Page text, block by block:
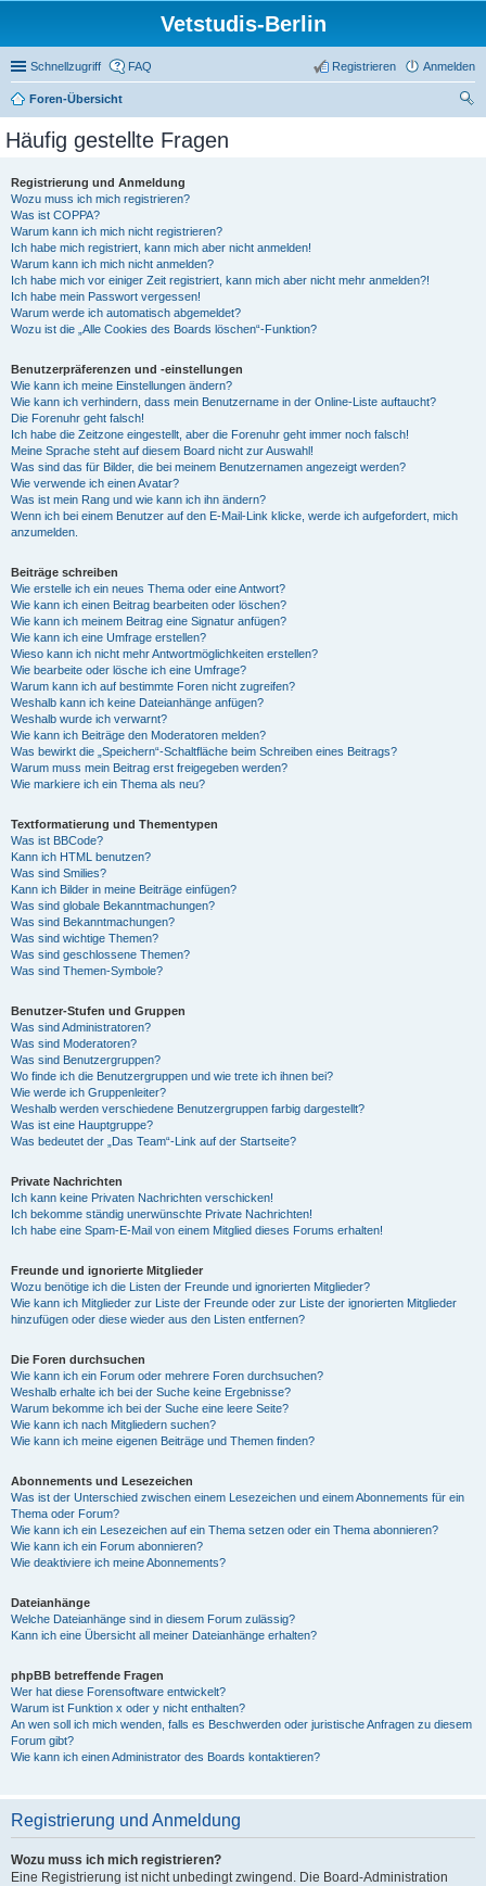
Vetstudis-Berlin
Schnellzugriff FAQ Anmelden
Registrieren
Foren-Übersicht
Häufig gestellte Fragen
Registrierung und Anmeldung
Wozu muss ich mich registrieren?
Was ist COPPA?
Warum kann ich mich nicht registrieren?
Ich habe mich registriert, kann mich aber nicht anmelden!
Warum kann ich mich nicht anmelden?
Ich habe mich vor einiger Zeit registriert, kann mich aber nicht mehr anmelden?!
Ich habe mein Passwort vergessen!
Warum werde ich automatisch abgemeldet?
Wozu ist die „Alle Cookies des Boards löschen“-Funktion?
Benutzerpräferenzen und -einstellungen
Wie kann ich meine Einstellungen ändern?
Wie kann ich verhindern, dass mein Benutzername in der Online-Liste auftaucht?
Die Forenuhr geht falsch!
Ich habe die Zeitzone eingestellt, aber die Forenuhr geht immer noch falsch!
Meine Sprache steht auf diesem Board nicht zur Auswahl!
Was sind das für Bilder, die bei meinem Benutzernamen angezeigt werden?
Wie verwende ich einen Avatar?
Was ist mein Rang und wie kann ich ihn ändern?
Wenn ich bei einem Benutzer auf den E-Mail-Link klicke, werde ich aufgefordert, mich
anzumelden.
Beiträge schreiben
Wie erstelle ich ein neues Thema oder eine Antwort?
Wie kann ich einen Beitrag bearbeiten oder löschen?
Wie kann ich meinem Beitrag eine Signatur anfügen?
Wie kann ich eine Umfrage erstellen?
Wieso kann ich nicht mehr Antwortmöglichkeiten erstellen?
Wie bearbeite oder lösche ich eine Umfrage?
Warum kann ich auf bestimmte Foren nicht zugreifen?
Weshalb kann ich keine Dateianhänge anfügen?
Weshalb wurde ich verwarnt?
Wie kann ich Beiträge den Moderatoren melden?
Was bewirkt die „Speichern“-Schaltfläche beim Schreiben eines Beitrags?
Warum muss mein Beitrag erst freigegeben werden?
Wie markiere ich ein Thema als neu?
Textformatierung und Thementypen
Was ist BBCode?
Kann ich HTML benutzen?
Was sind Smilies?
Kann ich Bilder in meine Beiträge einfügen?
Was sind globale Bekanntmachungen?
Was sind Bekanntmachungen?
Was sind wichtige Themen?
Was sind geschlossene Themen?
Was sind Themen-Symbole?
Benutzer-Stufen und Gruppen
Was sind Administratoren?
Was sind Moderatoren?
Was sind Benutzergruppen?
Wo finde ich die Benutzergruppen und wie trete ich ihnen bei?
Wie werde ich Gruppenleiter?
Weshalb werden verschiedene Benutzergruppen farbig dargestellt?
Was ist eine Hauptgruppe?
Was bedeutet der „Das Team“-Link auf der Startseite?
Private Nachrichten
Ich kann keine Privaten Nachrichten verschicken!
Ich bekomme ständig unerwünschte Private Nachrichten!
Ich habe eine Spam-E-Mail von einem Mitglied dieses Forums erhalten!
Freunde und ignorierte Mitglieder
Wozu benötige ich die Listen der Freunde und ignorierten Mitglieder?
Wie kann ich Mitglieder zur Liste der Freunde oder zur Liste der ignorierten Mitglieder
hinzufügen oder diese wieder aus den Listen entfernen?
Die Foren durchsuchen
Wie kann ich ein Forum oder mehrere Foren durchsuchen?
Weshalb erhalte ich bei der Suche keine Ergebnisse?
Warum bekomme ich bei der Suche eine leere Seite?
Wie kann ich nach Mitgliedern suchen?
Wie kann ich meine eigenen Beiträge und Themen finden?
Abonnements und Lesezeichen
Was ist der Unterschied zwischen einem Lesezeichen und einem Abonnements für ein
Thema oder Forum?
Wie kann ich ein Lesezeichen auf ein Thema setzen oder ein Thema abonnieren?
Wie kann ich ein Forum abonnieren?
Wie deaktiviere ich meine Abonnements?
Dateianhänge
Welche Dateianhänge sind in diesem Forum zulässig?
Kann ich eine Übersicht all meiner Dateianhänge erhalten?
phpBB betreffende Fragen
Wer hat diese Forensoftware entwickelt?
Warum ist Funktion x oder y nicht enthalten?
An wen soll ich mich wenden, falls es Beschwerden oder juristische Anfragen zu diesem
Forum gibt?
Wie kann ich einen Administrator des Boards kontaktieren?
Registrierung und Anmeldung
Wozu muss ich mich registrieren?
Eine Registrierung ist nicht unbedingt zwingend. Die Board-Administration